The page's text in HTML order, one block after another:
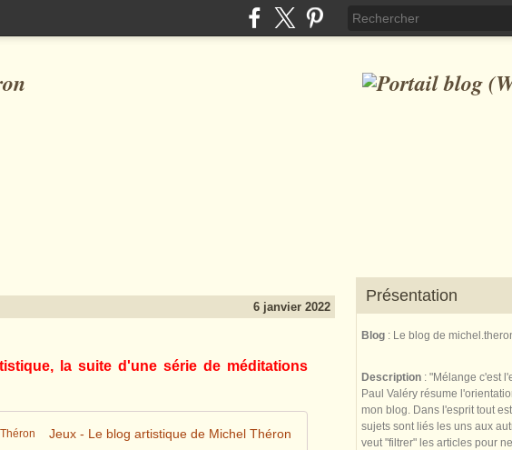
6 janvier 2022
la suite d'une série de méditations
Jeux - Le blog artistique de Michel Théron
Présentation
Blog : Le blog de
Description : "Mélange c'est
Paul Valéry résume
mon blog. Dans l'esprit tout
sujets sont liés les uns aux
veut "filtrer" les articles pour